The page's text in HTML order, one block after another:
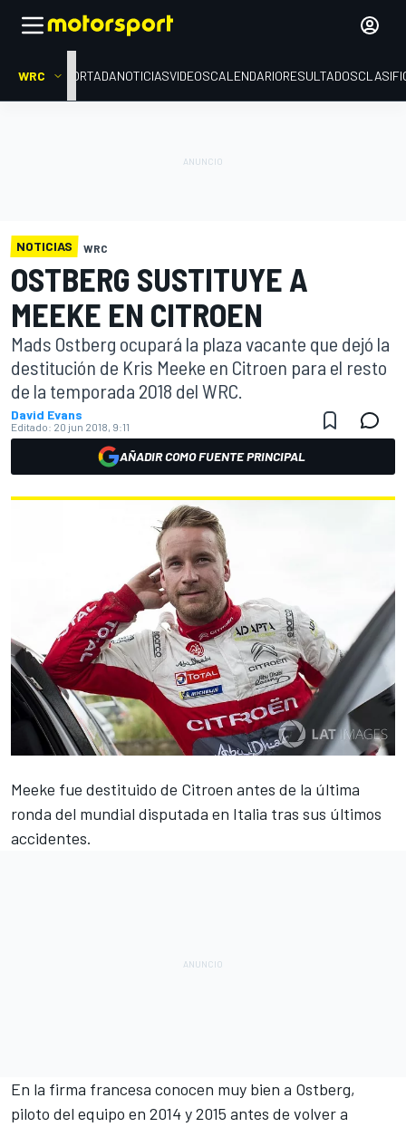
WRC PORTADANOTICIASVIDEOSCALENDARIORESULTADOS
NOTICIAS WRC
OSTBERG SUSTITUYE A
MEEKE EN CITROEN
Mads Ostberg ocupará la plaza vacante que dejó la
destitución de Kris Meeke en Citroen para el resto
de la temporada 2018 del WRC.
David Evans
Editado: 20 jun 2018, 9:11
AÑADIR COMO FUENTE PRINCIPAL
Meeke fue destituido de Citroen antes de la última
ronda del mundial disputada en Italia tras sus últimos
accidentes.
En la firma francesa conocen muy bien a Ostberg,
piloto del equipo en 2014 y 2015 antes de volver a